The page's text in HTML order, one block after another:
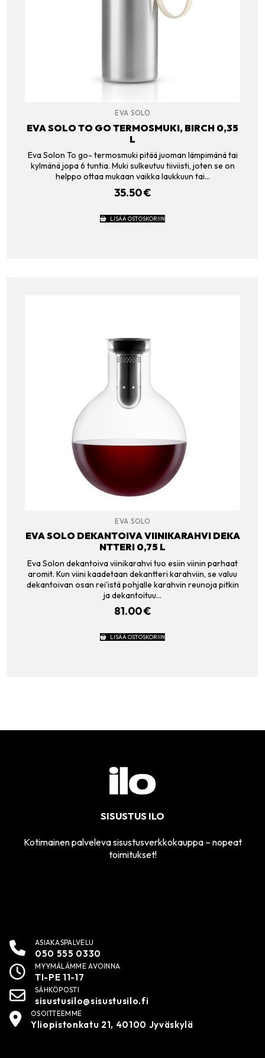
EVA SOLO
EVA SOLO TO GO TERMOSMUKI, BIRCH 0,35
L
Eva Solon To go- termosmuki pitää juoman lämpimänä tai
kylmänä jopa 6 tuntia. Muki sulkeutuu tiiviisti, joten se on
helppo ottaa mukaan vaikka laukkuun tai…
35.50€
LISÄÄ OSTOSKORIIN
EVA SOLO
EVA SOLO DEKANTOIVA VIINIKARAHVI DEKA
NTTERI 0,75 L
Eva Solon dekantoiva viinikarahvi tuo esiin viinin parhaat
aromit. Kun viini kaadetaan dekantteri karahviin, se valuu
dekantoivan osan rei’istä pohjalle karahvin reunoja pitkin
ja dekantoituu…
81.00€
LISÄÄ OSTOSKORIIN
SISUSTUS ILO
Kotimainen palveleva sisustusverkkokauppa – nopeat
toimitukset!
ASIAKASPALVELU
050 555 0330
MYYMÄLÄMME AVOINNA
TI-PE 11-17
SÄHKÖPOSTI
sisustusilo@sisustusilo.fi
OSOITTEEMME
Yliopistonkatu 21, 40100 Jyväskylä